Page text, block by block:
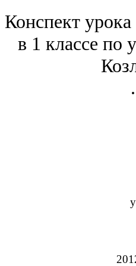
Конспект
в 1 классе по
.